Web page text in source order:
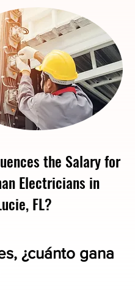
the Salary for
Electricians in
FL?
¿cuánto gana